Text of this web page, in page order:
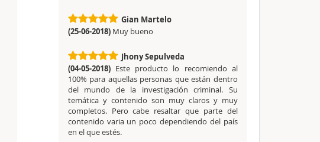
Gian Martelo
(25-06-2018) Muy bueno
Jhony Sepulveda
(04-05-2018) Este producto lo recomiendo al
100% para aquellas personas que están dentro
del mundo de la investigación criminal. Su
temática y contenido son muy claros y muy
completos. Pero cabe resaltar que parte del
contenido varia un poco dependiendo del país
en el que estés.